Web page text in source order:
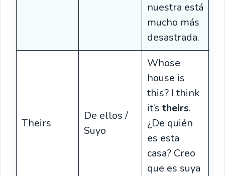
nuestra está
mucho más
desastrada.
Theirs
De ellos /
Suyo
Whose
house is
this? I think
it’s theirs.
¿De quién
es esta
casa? Creo
que es suya